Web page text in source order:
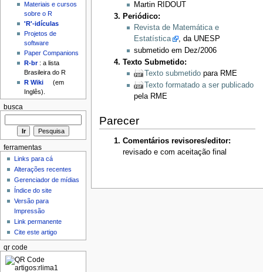
Martin RIDOUT
Periódico:
Revista de Matemática e
Estatística
, da UNESP
submetido em Dez/2006
Texto Submetido:
Texto submetido para RME
Texto formatado a ser publicado
pela RME
Parecer
Comentários revisores/editor:
revisado e com aceitação final
Materiais e cursos
sobre o R
'R'-idículas
Projetos de
software
Paper Companions
R-br: a lista
Brasileira do R
R Wiki
(em
Inglês).
busca
ferramentas
Links para cá
Alterações recentes
Gerenciador de mídias
Índice do site
Versão para
Impressão
Link permanente
Cite este artigo
qr code